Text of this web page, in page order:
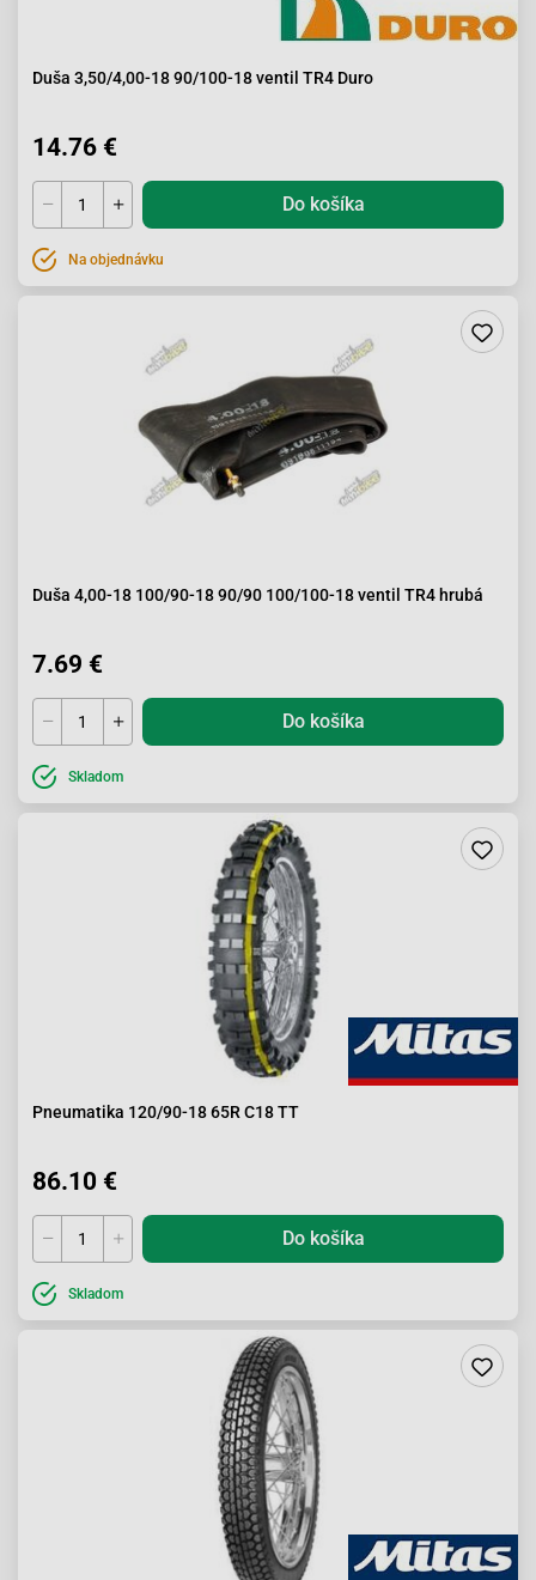
Duša 3,50/4,00-18 90/100-18 ventil TR4 Duro
14.76 €
Do košíka
Na objednávku
Duša 4,00-18 100/90-18 90/90 100/100-18 ventil TR4 hrubá
7.69 €
Do košíka
Skladom
Pneumatika 120/90-18 65R C18 TT
86.10 €
Do košíka
Skladom